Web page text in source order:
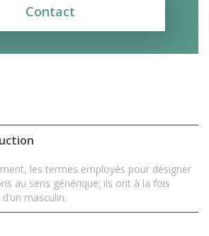
Contact
les termes employés pour désigner
au sens générique; ils ont à la fois
masculin.